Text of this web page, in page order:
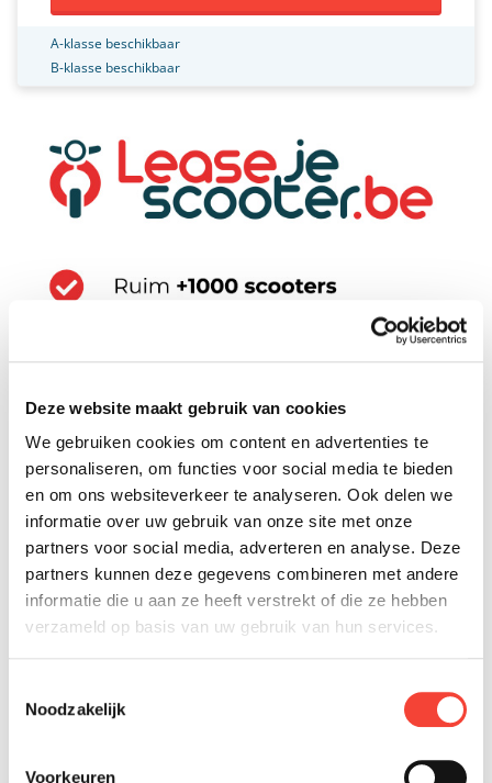
Deze website maakt gebruik van cookies
We gebruiken cookies om content en advertenties te
personaliseren, om functies voor social media te bieden
en om ons websiteverkeer te analyseren. Ook delen we
informatie over uw gebruik van onze site met onze
partners voor social media, adverteren en analyse. Deze
partners kunnen deze gegevens combineren met andere
informatie die u aan ze heeft verstrekt of die ze hebben
verzameld op basis van uw gebruik van hun services.
Noodzakelijk
Voorkeuren
A-klasse beschikbaar
B-klasse beschikbaar